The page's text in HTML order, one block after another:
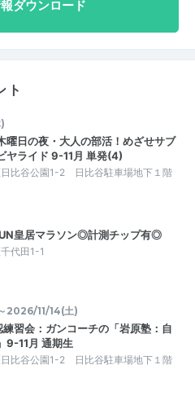
ダウンロード
ト
曜日の夜・大人の部活！めざせサブ
ヤライド 9-11月 単発(4)
比谷公園1-2 日比谷駐車場地下１階
皇居マラソン◎計測チップ有◎
代田1-1
2026/11/14(土)
習会：ガンコーチの「岩原塾：自
9-11月 通期生
比谷公園1-2 日比谷駐車場地下１階